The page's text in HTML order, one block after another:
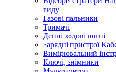
виду
Газові пальники
Тримачі
Денні ходові вогні
Зарядні пристрої
Вимірювальний
Ключі, знімники